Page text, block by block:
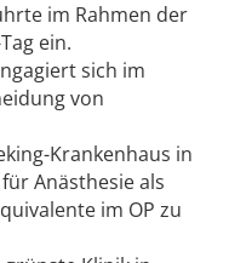
im Rahmen der
ein.
sich im
von
Krankenhaus in
Anästhesie als
im OP zu